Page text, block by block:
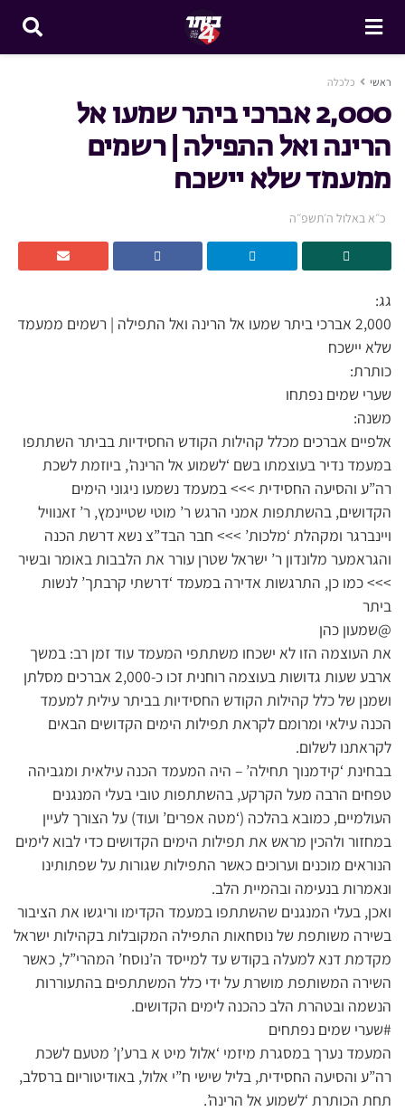
ראשי כלכלה
2,000 אברכי ביתר שמעו אל
הרינה ואל התפילה | רשמים
ממעמד שלא יישכח
כ״א באלול ה׳תשפ״ה
גג:
2,000 אברכי ביתר שמעו אל הרינה ואל התפילה | רשמים ממעמד
שלא יישכח
כותרת:
שערי שמים נפתחו
משנה:
אלפיים אברכים מכלל קהילות הקודש החסידיות בביתר השתתפו
במעמד נדיר בעוצמתו בשם ‘לשמוע אל הרינה’, ביוזמת לשכת
רה”ע והסיעה החסידית >>> במעמד נשמעו ניגוני הימים
הקדושים, בהשתתפות אמני הרגש ר’ מוטי שטיינמץ, ר’ זאנוויל
ויינברגר ומקהלת ‘מלכות’ >>> חבר הבד”צ נשא דרשת הכנה
והגראמער מלונדון ר’ ישראל שטרן עורר את הלבבות באומר ובשיר
>>> כמו כן, התרגשות אדירה במעמד ‘דרשתי קרבתך’ לנשות
ביתר
@שמעון כהן
את העוצמה הזו לא ישכחו משתתפי המעמד עוד זמן רב: במשך
ארבע שעות גדושות בעוצמה רוחנית זכו כ-2,000 אברכים מסלתן
ושמנן של כלל קהילות הקודש החסידיות בביתר עילית למעמד
הכנה עילאי ומרומם לקראת תפילות הימים הקדושים הבאים
לקראתנו לשלום.
בבחינת ‘קידמנוך תחילה’ – היה המעמד הכנה עילאית ומגביהה
טפחים הרבה מעל הקרקע, בהשתתפות טובי בעלי המנגנים
העולמיים, כמובא בהלכה (‘מטה אפרים’ ועוד) על הצורך לעיין
במחזור ולהכין מראש את תפילות הימים הקדושים כדי לבוא לימים
הנוראים מוכנים וערוכים כאשר התפילות שגורות על שפתותינו
ונאמרות בנעימה ובהמיית הלב.
ואכן, בעלי המנגנים שהשתתפו במעמד הקדימו וריגשו את הציבור
בשירה משותפת של נוסחאות התפילה המקובלות בקהילות ישראל
מקדמת דנא למעלה בקודש עד למייסד ה’נוסח’ המהרי”ל, כאשר
השירה המשותפת מושרת על ידי כלל המשתתפים בהתעוררות
הנשמה ובטהרת הלב כהכנה לימים הקדושים.
#שערי שמים נפתחים
המעמד נערך במסגרת מיזמי ‘אלול מיט א ברע’ן’ מטעם לשכת
רה”ע והסיעה החסידית, בליל שישי ח”י אלול, באודיטוריום ברסלב,
תחת הכותרת ‘לשמוע אל הרינה’.